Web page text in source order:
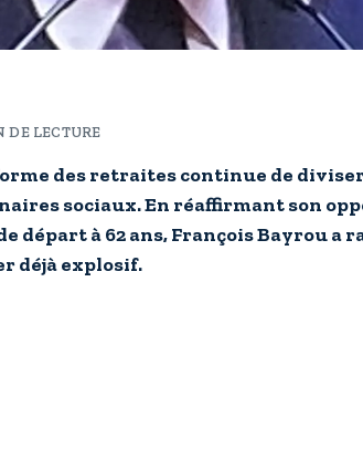
DE LECTURE
des retraites continue de
sociaux. En réaffirmant son
départ à 62 ans, François Bayrou a
déjà explosif.